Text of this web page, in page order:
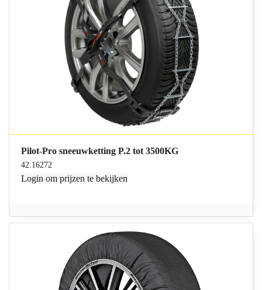
Pilot-Pro sneeuwketting P.2 tot 3500KG
42.16272
Login om prijzen te bekijken